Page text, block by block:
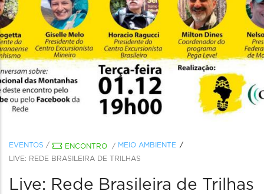
EVENTOS / ENCONTRO / MEIO AMBIENTE
LIVE: REDE BRASILEIRA DE TRILHAS
Live: Rede Brasileira de Trilhas